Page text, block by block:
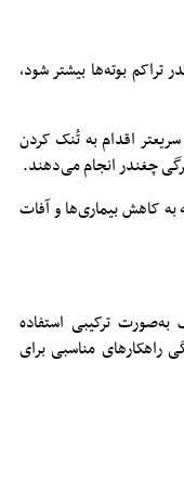
بوته‌ها بیشتر شود،
اگر تعداد بذر زیادی را برای کشت استفاده کرده‌اید باید بوته‌های اضافی را حذف کنید، هر قدر سریع‎تر اقدام به تُنک کردن
چغندر انجام می‌دهند.
کاهش بیماری‌ها و آفات
ترکیبی استفاده
راهکارهای مناسبی برای